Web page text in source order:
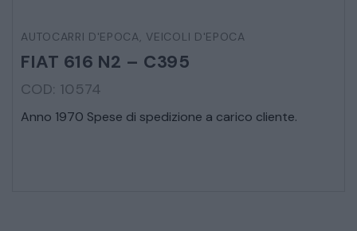
AUTOCARRI D'EPOCA, VEICOLI D'EPOCA
FIAT 616 N2 – C395
COD: 10574
Anno 1970 Spese di spedizione a carico cliente.